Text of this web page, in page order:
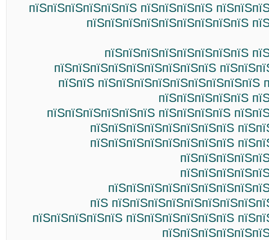
пїЅпїЅпїЅпїЅпїЅпїЅ пїЅпїЅпїЅпїЅ
пїЅпїЅпїЅпїЅпїЅпїЅпїЅпїЅпїЅ
пїЅпїЅпїЅпїЅпїЅпїЅпїЅпїЅ
пїЅпїЅпїЅпїЅпїЅпїЅпїЅпїЅпїЅ
пїЅпїЅ пїЅпїЅпїЅпїЅпїЅпїЅпїЅпїЅпїЅ
пїЅпїЅпїЅпїЅпїЅ
пїЅпїЅпїЅпїЅпїЅпїЅ пїЅпїЅпїЅпїЅ
пїЅпїЅпїЅпїЅпїЅпїЅпїЅпїЅ
пїЅпїЅпїЅпїЅпїЅпїЅпїЅпїЅ
пїЅ
пїЅпїЅпїЅпїЅпїЅ пїЅпїЅпїЅпїЅпїЅпїЅ